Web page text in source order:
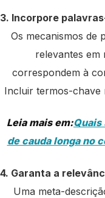
3. Incorpore
Os mecanismos de
relevantes em
correspondem à
Incluir termos-chave
Leia mais em:Quais
de cauda longa no
4. Garanta a
Uma meta-